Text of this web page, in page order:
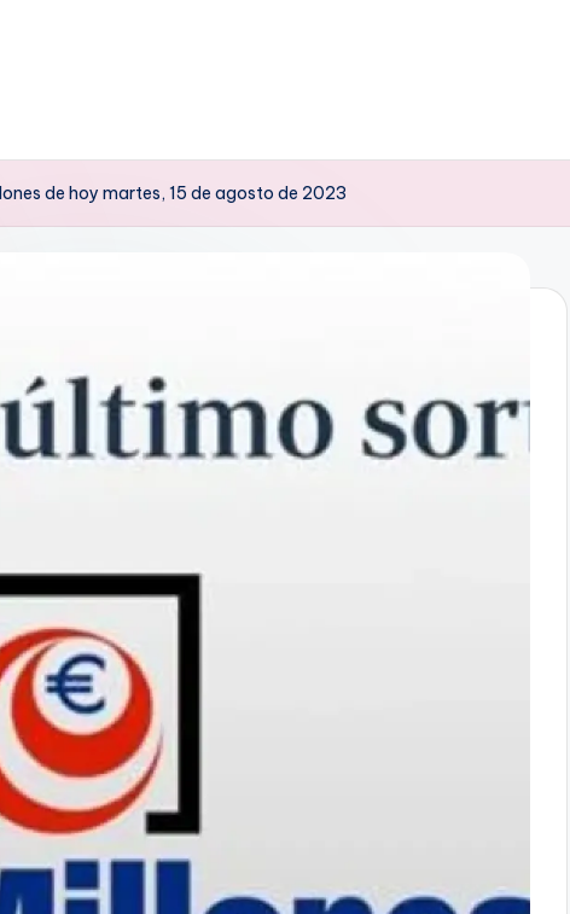
de hoy martes, 15 de agosto de 2023